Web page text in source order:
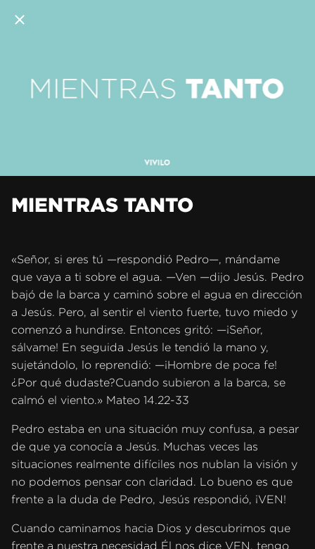
MIENTRAS TANTO
«Señor, si eres tú —respondió Pedro—, mándame
que vaya a ti sobre el agua. —Ven —dijo Jesús. Pedro
bajó de la barca y caminó sobre el agua en dirección
a Jesús. Pero, al sentir el viento fuerte, tuvo miedo y
comenzó a hundirse. Entonces gritó: —¡Señor,
sálvame! En seguida Jesús le tendió la mano y,
sujetándolo, lo reprendió: —¡Hombre de poca fe!
¿Por qué dudaste?Cuando subieron a la barca, se
calmó el viento.» Mateo 14.22-33
Pedro estaba en una situación muy confusa, a pesar
de que ya conocía a Jesús. Muchas veces las
situaciones realmente difíciles nos nublan la visión y
no podemos pensar con claridad. Lo bueno es que
frente a la duda de Pedro, Jesús respondió, ¡VEN!
Cuando caminamos hacia Dios y descubrimos que
frente a nuestra necesidad Él nos dice VEN, tengo